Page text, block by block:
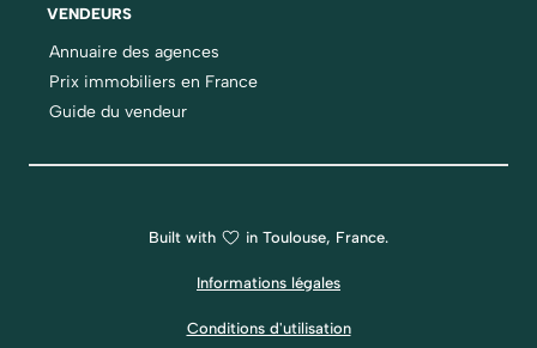
VENDEURS
Annuaire des agences
Prix immobiliers en France
Guide du vendeur
Built with in Toulouse, France.
Informations légales
Conditions d'utilisation